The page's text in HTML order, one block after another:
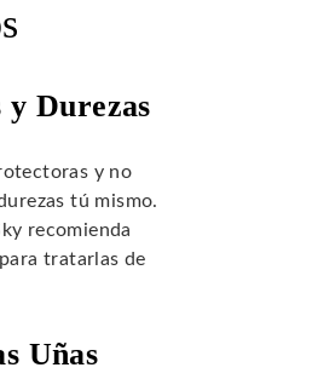
y Durezas
y no
tú mismo.
recomienda
tratarlas de
Uñas